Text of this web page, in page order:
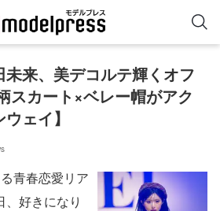
未来、美デコルテ輝くオフ
スカート×ベレー帽がアク
ェイ】
青春恋愛リア
、好きになり